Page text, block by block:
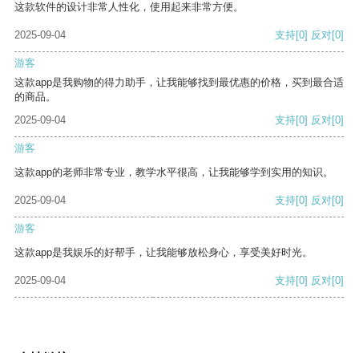
这款软件的设计非常人性化，使用起来非常方便。
2025-09-04 支持[0] 反对[0]
游客
这款app是我购物的得力助手，让我能够找到最优惠的价格，买到最合适
的商品。
2025-09-04
支持[0] 反对[0]
游客
这款app的老师非常专业，教学水平很高，让我能够学到实用的知识。
2025-09-04 支持[0] 反对[0]
游客
这款app是我娱乐的好帮手，让我能够放松身心，享受美好时光。
2025-09-04 支持[0] 反对[0]